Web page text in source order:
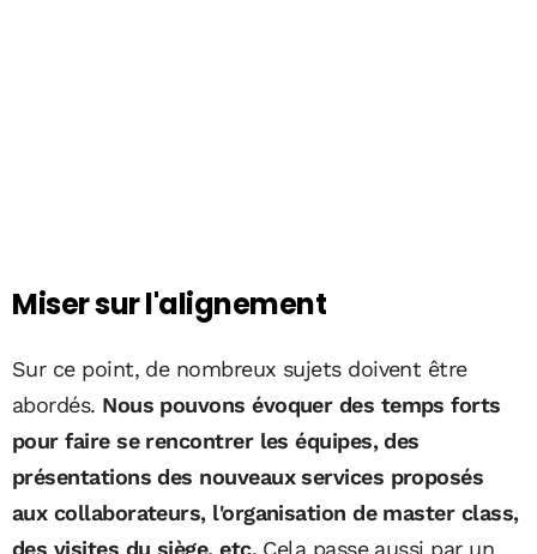
Miser sur l'alignement
Sur ce point, de nombreux sujets doivent être
abordés. Nous pouvons évoquer des temps forts
pour faire se rencontrer les équipes, des
présentations des nouveaux services proposés
aux collaborateurs, l'organisation de master class,
des visites du siège, etc.Cela passe aussi par un